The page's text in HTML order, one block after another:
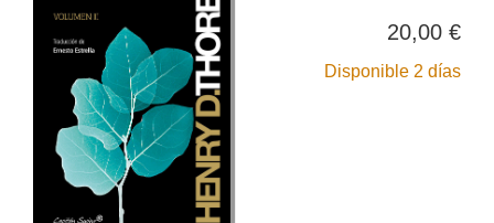
20,00 €
Disponible 2 días